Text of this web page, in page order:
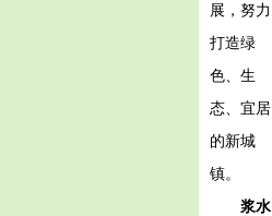
展，努力
打造绿
色、生
态、宜居
的新城
镇。
浆水